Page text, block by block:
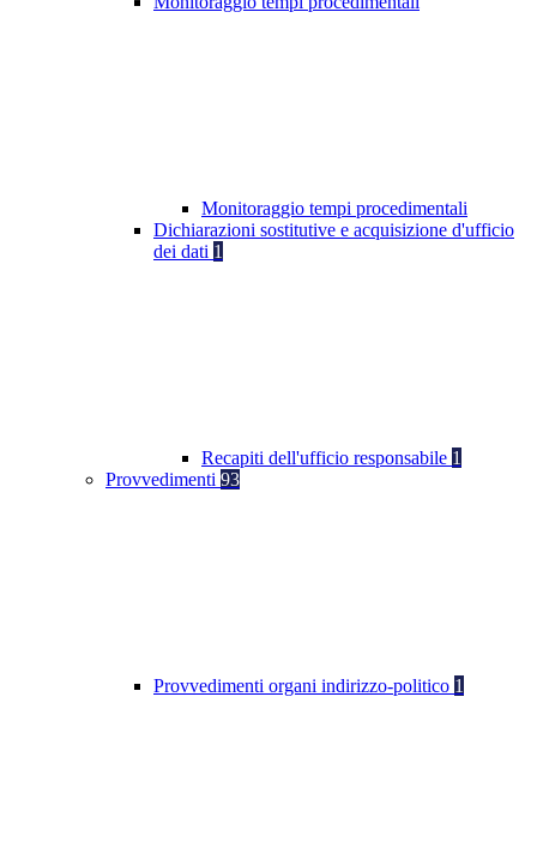
Monitoraggio tempi procedimentali
Dichiarazioni sostitutive e acquisizione d'ufficio
dei dati 1
Recapiti dell'ufficio responsabile 1
Provvedimenti 93
Provvedimenti organi indirizzo-politico 1